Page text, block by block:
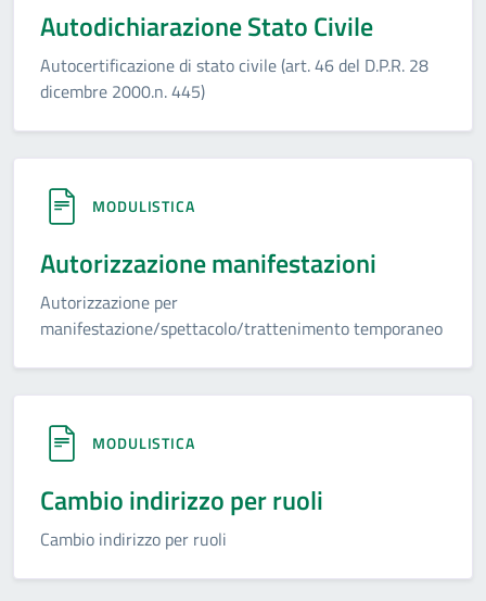
Autodichiarazione Stato Civile
Autocertificazione di stato civile (art. 46 del D.P.R. 28
dicembre 2000.n. 445)
MODULISTICA
Autorizzazione manifestazioni
Autorizzazione per
manifestazione/spettacolo/trattenimento temporaneo
MODULISTICA
Cambio indirizzo per ruoli
Cambio indirizzo per ruoli